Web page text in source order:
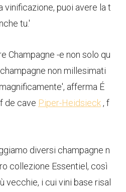
vinificazione, puoi avere la t
tu.'
Champagne -e non solo qu
non millesimati
afferma É
de cave Piper-Heidsieck, f
diversi champagne n
collezione Essentiel, così
vecchie, i cui vini base risal